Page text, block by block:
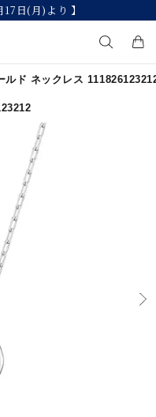
日(月)より 】
キーワードで検索する
レス
#エタニティ
ルド ネックレス